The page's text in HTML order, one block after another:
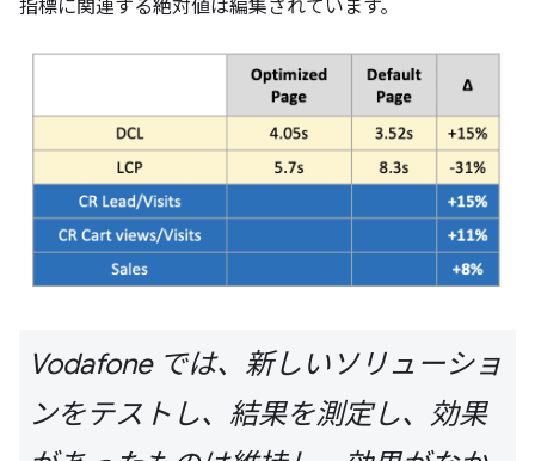
指標に関連する絶対値は編集されています。
Vodafone では、新しいソリューショ
ンをテストし、結果を測定し、効果